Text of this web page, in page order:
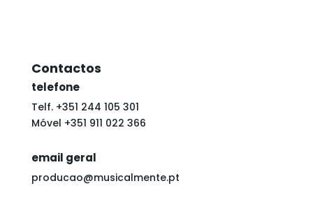
Contactos
telefone
Telf. +351 244 105 301
Móvel +351 911 022 366
email geral
producao@musicalmente.pt